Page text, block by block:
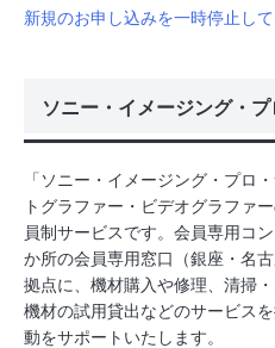
新規のお申し込みを一時停止して
ソニー・イメージング・
「ソニー・イメージング・プロ
トグラファー・ビデオグラファ
員制サービスです。会員専用コ
か所の会員専用窓口（銀座・名
拠点に、機材購入や修理、清掃
機材の試用貸出などのサービス
動をサポートいたします。